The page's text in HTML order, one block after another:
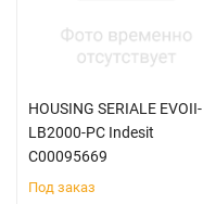
HOUSING SERIALE EVOII-
LB2000-PC Indesit
C00095669
Под заказ